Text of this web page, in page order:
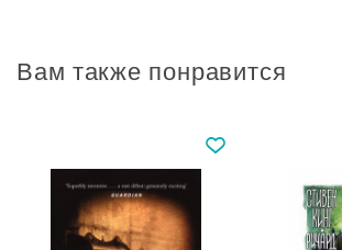
Вам также понравится